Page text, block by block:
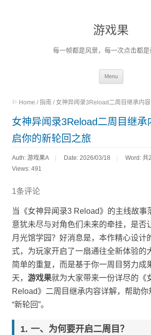
游戏果
每一帧都是风景，每一次点击都是
Menu
content
⚐ Home / 指南 / 女神异闻录3Reload二周目继承内容详
女神异闻录3Reload二周目继承
启你的新轮回之旅
Auth: 游戏果A Date: 2026/03/18 Word: 共
Views: 491
1条评论
当《女神异闻录3 Reload》的主线故事
意犹未尽与对角色们未来的牵挂，是否
月光馆学园？好消息是，本作精心设计
式，为玩家开启了一扇通往全新体验的
简单的重复，而是基于你一周目努力成
天， 游戏果就为大家带来一份详尽的《
Reload》二周目继承内容详解，帮助你
“新轮回”。
一、为何要开启二周目？